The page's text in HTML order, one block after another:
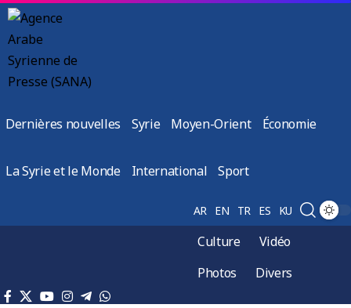
Dernières nouvelles Syrie Moyen-Orient Économie
La Syrie et le Monde International Sport
AR EN TR ES KU
Culture
Vidéo
Photos
Divers